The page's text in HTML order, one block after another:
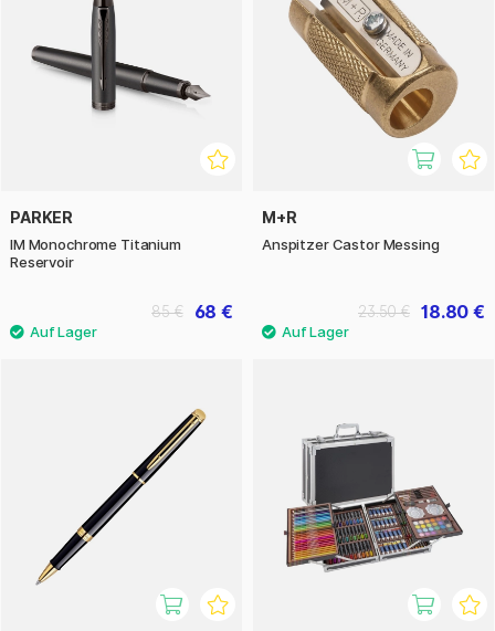
PARKER
IM Monochrome Titanium
Reservoir
68 €
85 €
M+R
Anspitzer Castor Messing
18.80 €
23.50 €